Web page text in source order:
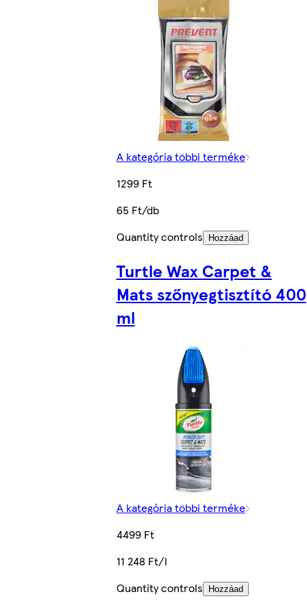
A kategória többi terméke
1299 Ft
65 Ft/db
Quantity controls
Hozzáad
Turtle Wax Carpet &
Mats szőnyegtisztító 400
ml
A kategória többi terméke
4499 Ft
11 248 Ft/l
Quantity controls
Hozzáad